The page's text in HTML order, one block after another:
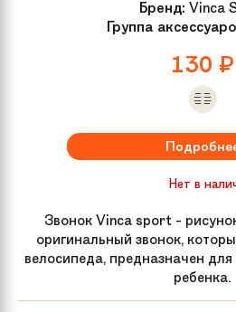
Бренд: Vinca
Группа
130 ₽
Нет в
Звонок Vinca sport -
оригинальный звонок,
велосипеда, предназначен
ребенка.